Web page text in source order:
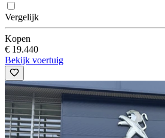
Vergelijk
Kopen
€ 19.440
Bekijk voertuig